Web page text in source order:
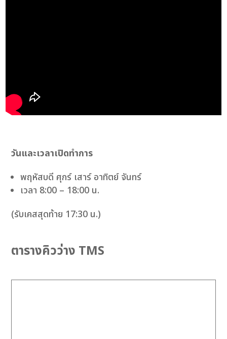
วันและเวลาเปิดทำการ
พฤหัสบดี ศุกร์ เสาร์ อาทิตย์ จันทร์
เวลา 8:00 – 18:00 น.
(รับเคสสุดท้าย 17:30 น.)
ตารางคิวว่าง TMS